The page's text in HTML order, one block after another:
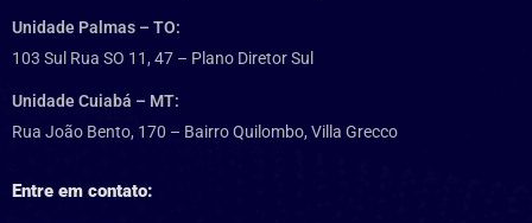
Unidade Palmas – TO:
103 Sul Rua SO 11, 47 – Plano Diretor Sul
Unidade Cuiabá – MT:
Rua João Bento, 170 – Bairro Quilombo, Villa Grecco
Entre em contato: